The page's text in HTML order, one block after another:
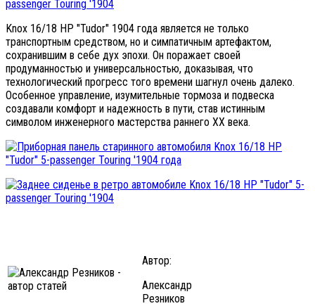
Knox 16/18 HP "Tudor" 1904 года является не только
транспортным средством, но и симпатичным артефактом,
сохранившим в себе дух эпохи. Он поражает своей
продуманностью и универсальностью, доказывая, что
технологический прогресс того времени шагнул очень далеко.
Особенное управление, изумительные тормоза и подвеска
создавали комфорт и надежность в пути, став истинным
символом инженерного мастерства раннего XX века.
Автор:
Александр
Резников